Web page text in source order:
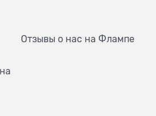
Отзывы о нас на Флампе